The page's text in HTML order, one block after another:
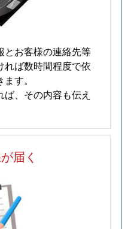
とお客様の連絡先等
れば数時間程度で依
す。
、その内容も伝え
届く